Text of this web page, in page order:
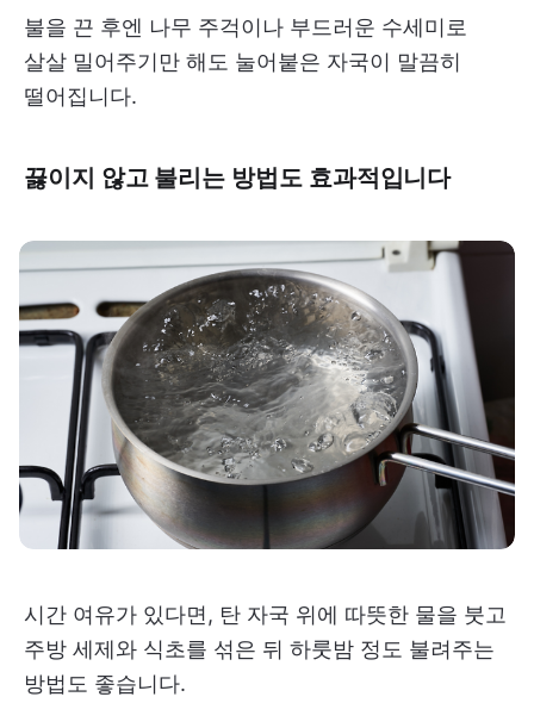
불을 끈 후엔 나무 주걱이나 부드러운 수세미로
살살 밀어주기만 해도 눌어붙은 자국이 말끔히
떨어집니다.
끓이지 않고 불리는 방법도 효과적입니다
시간 여유가 있다면, 탄 자국 위에 따뜻한 물을 붓고
주방 세제와 식초를 섞은 뒤 하룻밤 정도 불려주는
방법도 좋습니다.